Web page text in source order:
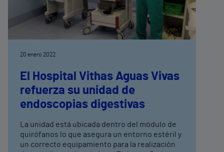
20 enero 2022
El Hospital Vithas Aguas Vivas
refuerza su unidad de
endoscopias digestivas
La unidad está ubicada dentro del módulo de
quirófanos lo que asegura un entorno estéril y
un correcto equipamiento para la realización